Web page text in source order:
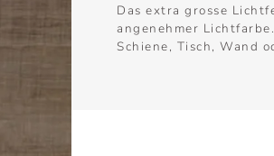
Das extra grosse
angenehmer
Schiene, Tisch, Wand